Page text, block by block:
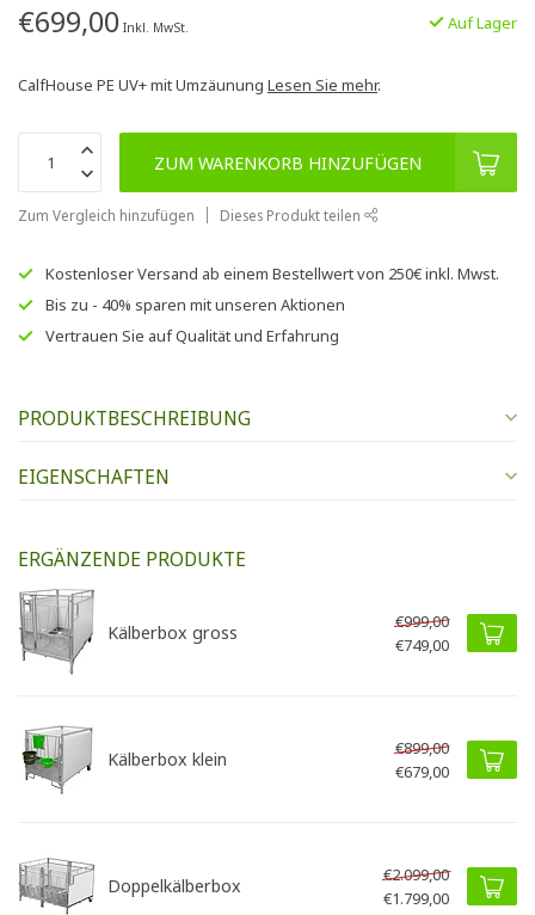
€699,00 Inkl. MwSt. Auf Lager
CalfHouse PE UV+ mit Umzäunung Lesen Sie mehr.
ZUM WARENKORB HINZUFÜGEN
Zum Vergleich hinzufügen Dieses Produkt teilen
Kostenloser Versand ab einem Bestellwert von 250€inkl. Mwst.
Bis zu - 40% sparen mit unseren Aktionen
Vertrauen Sie aufQualität und Erfahrung
PRODUKTBESCHREIBUNG
EIGENSCHAFTEN
ERGÄNZENDE PRODUKTE
Kälberbox gross
€999,00
€749,00
Kälberbox klein
€899,00
€679,00
Doppelkälberbox
€2.099,00
€1.799,00